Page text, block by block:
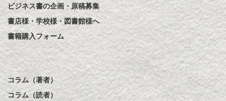
ビジネス書の企画・原稿募集
書店様・学校様・図書館様へ
書籍購入フォーム
コラム（著者）
コラム（読者）